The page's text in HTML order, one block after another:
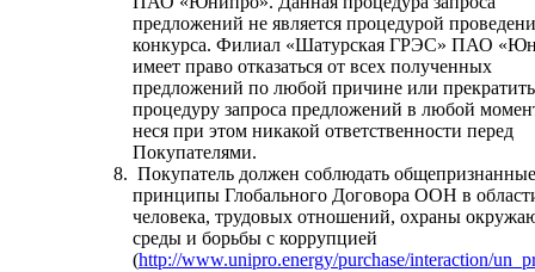
предложений не является процедурой
конкурса. Филиал «Шатурская ГРЭС» ПАО
имеет право отказаться от всех полученных
предложений по любой причине или прекратить
процедуру запроса предложений в любой
неся при этом никакой ответственности перед
Покупателями.
Покупатель должен соблюдать общепризнанные
принципы Глобального Договора ООН в
человека, трудовых отношений, охраны
среды и борьбы с коррупцией
(http://www.unipro.energy/purchase/interaction/